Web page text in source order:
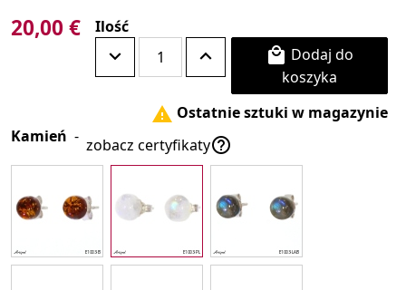
20,00 € Ilość

koszyka
 Ostatnie sztuki w magazynie
Kamień - zobacz certyfikaty